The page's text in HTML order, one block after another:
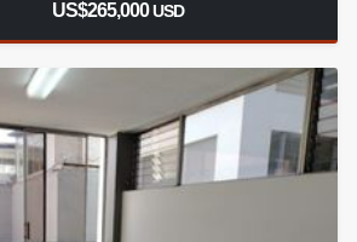
US$265,000USD